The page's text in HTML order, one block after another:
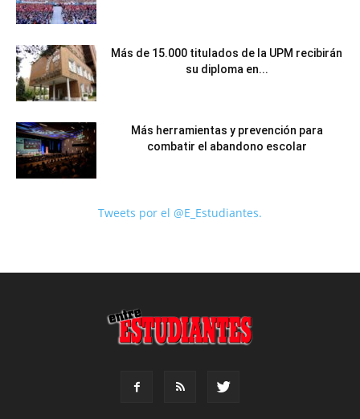
Más de 15.000 titulados de la UPM recibirán
su diploma en...
Más herramientas y prevención para
combatir el abandono escolar
Tweets por el @E_Estudiantes.